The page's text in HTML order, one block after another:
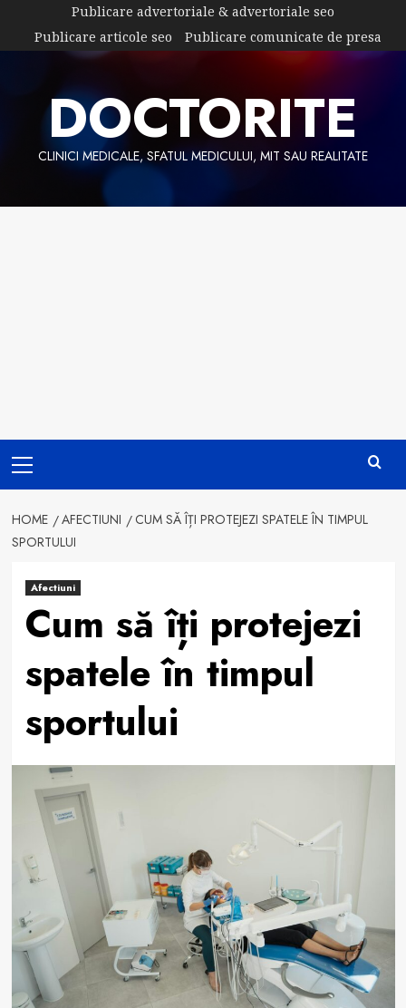
content
Publicare advertoriale & advertoriale seo
Publicare articole seo
Publicare comunicate de presa
DOCTORITE
CLINICI MEDICALE, SFATUL MEDICULUI, MIT SAU REALITATE
Menu
HOME AFECTIUNI
CUM SĂ ÎȚI PROTEJEZI SPATELE ÎN TIMPUL
SPORTULUI
Afectiuni
Cum să îți protejezi
spatele în timpul
sportului